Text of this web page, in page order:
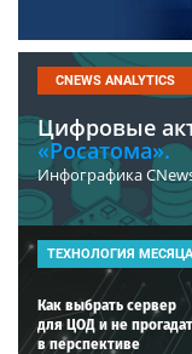
CNEWS ANALYTICS
Цифровые
«Росатома».
Инфографика
ТЕХНОЛОГИЯ МЕСЯЦА
Как выбрать сервер
для ЦОД и не
в перспективе